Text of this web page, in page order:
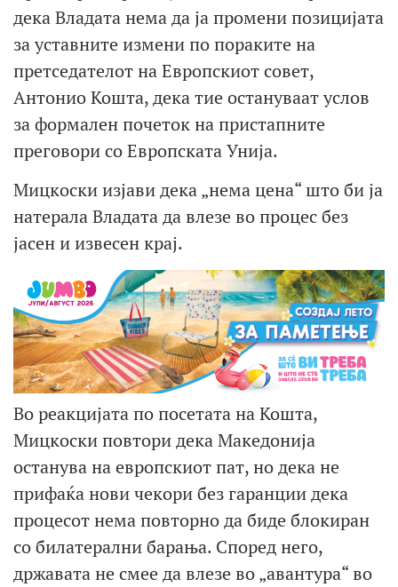
дека Владата нема да ја промени позицијата
за уставните измени по пораките на
претседателот на Европскиот совет,
Антонио Кошта, дека тие остануваат услов
за формален почеток на пристапните
преговори со Европската Унија.
Мицкоски изјави дека „нема цена“ што би ја
натерала Владата да влезе во процес без
јасен и извесен крај.
Во реакцијата по посетата на Кошта,
Мицкоски повтори дека Македонија
останува на европскиот пат, но дека не
прифаќа нови чекори без гаранции дека
процесот нема повторно да биде блокиран
со билатерални барања. Според него,
државата не смее да влезе во „авантура“ во